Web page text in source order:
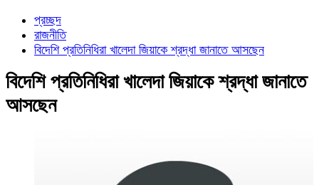
প্রচ্ছদ
রাজনীতি
বিদেশি প্রতিনিধিরা খালেদা জিয়াকে শ্রদ্ধা জানাতে আসছেন
বিদেশি প্রতিনিধিরা খালেদা জিয়াকে শ্রদ্ধা জানাতে
আসছেন